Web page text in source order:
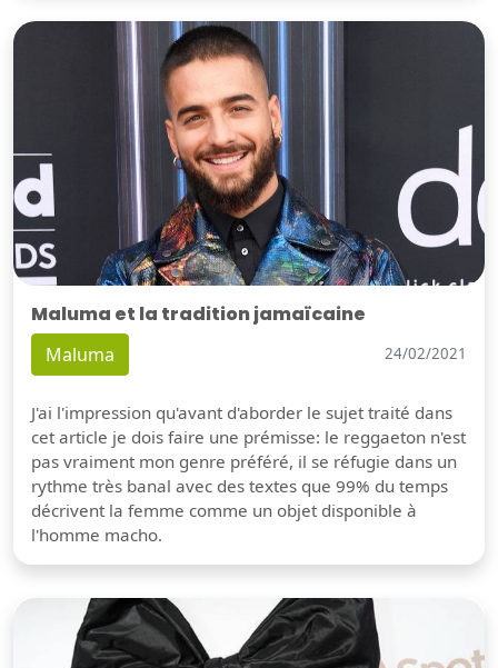
Maluma et la tradition jamaïcaine
Maluma 24/02/2021
J'ai l'impression qu'avant d'aborder le sujet traité dans
cet article je dois faire une prémisse: le reggaeton n'est
pas vraiment mon genre préféré, il se réfugie dans un
rythme très banal avec des textes que 99% du temps
décrivent la femme comme un objet disponible à
l'homme macho.